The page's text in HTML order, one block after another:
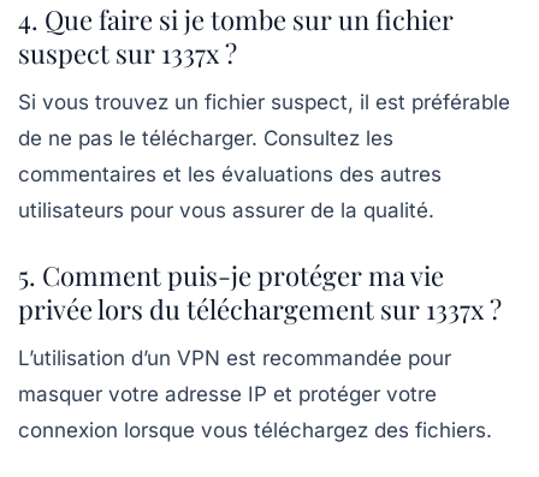
4. Que faire si je tombe sur un fichier
suspect sur 1337x ?
Si vous trouvez un fichier suspect, il est préférable
de ne pas le télécharger. Consultez les
commentaires et les évaluations des autres
utilisateurs pour vous assurer de la qualité.
5. Comment puis-je protéger ma vie
privée lors du téléchargement sur 1337x ?
L’utilisation d’un VPN est recommandée pour
masquer votre adresse IP et protéger votre
connexion lorsque vous téléchargez des fichiers.